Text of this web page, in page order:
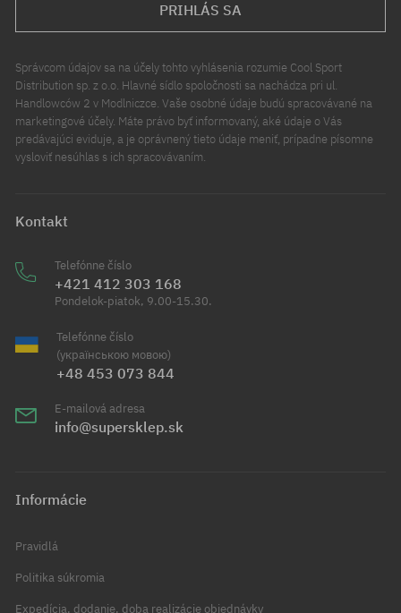
PRIHLÁS SA
Správcom údajov sa na účely tohto vyhlásenia rozumie Cool Sport
Distribution sp. z o.o. Hlavné sídlo spoločnosti sa nachádza pri ul.
Handlowców 2 v Modlniczce. Vaše osobné údaje budú spracovávané na
marketingové účely. Máte právo byť informovaný, aké údaje o Vás
predávajúci eviduje, a je oprávnený tieto údaje meniť, prípadne písomne
vysloviť nesúhlas s ich spracovávaním.
Kontakt
Telefónne číslo
+421 412 303 168
Pondelok-piatok, 9.00-15.30.
Telefónne číslo
(українською мовою)
+48 453 073 844
E-mailová adresa
info@supersklep.sk
Informácie
Pravidlá
Politika súkromia
Expedícia, dodanie, doba realizácie objednávky